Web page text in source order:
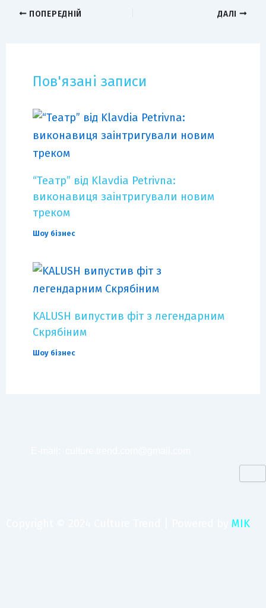
ПОПЕРЕДНІЙ ДАЛІ
Пов'язані записи
“Театр” від Klavdia Petrivna:
виконавиця заінтригували новим
треком
Шоу бізнес
KALUSH випустив фіт з легендарним
Скрябіним
Шоу бізнес
MIK